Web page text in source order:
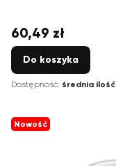
Cena
60,49 zł
Do koszyka
Dostępność: średnia ilość
Nowość